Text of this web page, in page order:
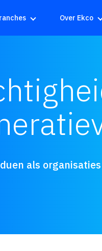
Over Ekco
als